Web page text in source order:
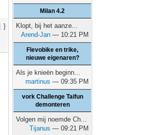
}
Milan 4.2
Klopt, bij het aanze...
Arend-Jan — 10:21 PM
Flevobike en trike,
nieuwe eigenaren?
Als je knieën beginn...
martinus — 09:35 PM
vork Challenge Taifun
demonteren
Volgen mij noemde Ch...
Tijanus — 09:21 PM